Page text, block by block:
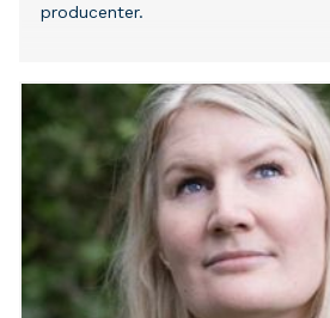
producenter.